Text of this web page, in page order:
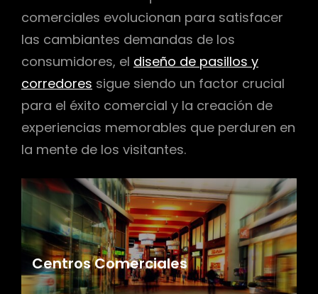
comerciales evolucionan para satisfacer
las cambiantes demandas de los
consumidores, el diseño de pasillos y
corredores sigue siendo un factor crucial
para el éxito comercial y la creación de
experiencias memorables que perduren en
la mente de los visitantes.
Centros Comerciales